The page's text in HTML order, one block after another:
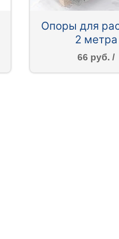
Опоры для
2 метра
66 руб. /